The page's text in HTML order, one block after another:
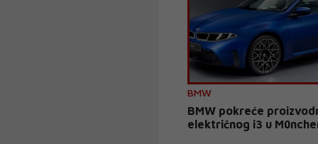
BMW
BMW pokreće
električnog i3 u